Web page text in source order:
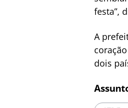
festa”,
A
dois